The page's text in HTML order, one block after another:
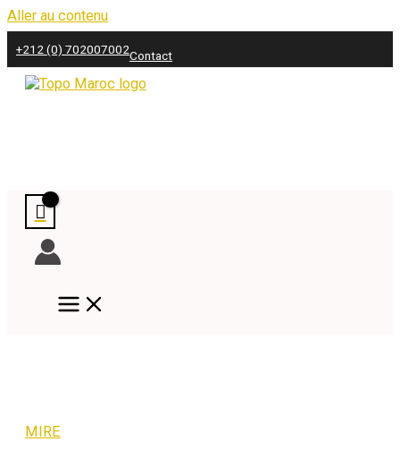
Aller au contenu
+212 (0) 702007002Contact
MIRE